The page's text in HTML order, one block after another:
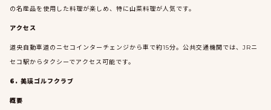
の名産品を使用した料理が楽しめ、特に山菜料理が人気です。
アクセス
道央自動車道のニセコインターチェンジから車で約15分。公共交通機関では、JRニ
セコ駅からタクシーでアクセス可能です。
6. 美瑛ゴルフクラブ
概要